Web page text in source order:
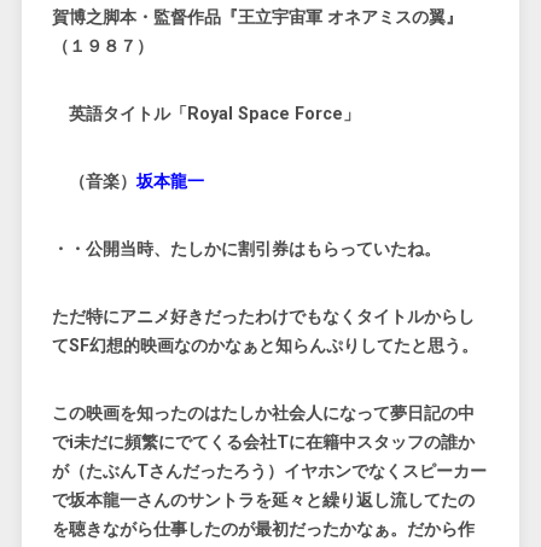
賀博之脚本・監督作品『王立宇宙軍 オネアミスの翼』
（１９８７）
英語タイトル「Royal Space Force」
（音楽）坂本龍一
・・公開当時、たしかに割引券はもらっていたね。
ただ特にアニメ好きだったわけでもなくタイトルからし
てSF幻想的映画なのかなぁと知らんぷりしてたと思う。
この映画を知ったのはたしか社会人になって夢日記の中
でi未だに頻繁にでてくる会社Tに在籍中スタッフの誰か
が（たぶんTさんだったろう）イヤホンでなくスピーカー
で坂本龍一さんのサントラを延々と繰り返し流してたの
を聴きながら仕事したのが最初だったかなぁ。だから作